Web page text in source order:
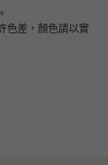
色差，顏色請以實